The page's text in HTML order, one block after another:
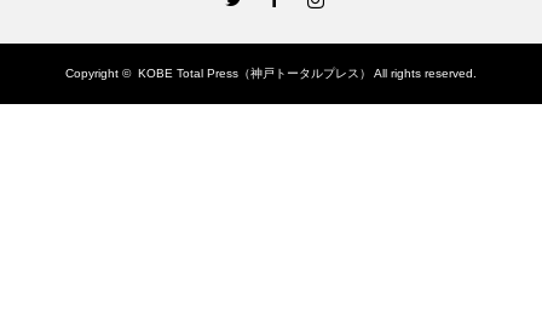
Copyright © KOBE Total Press（神戸トータルプレス） All rights reserved.